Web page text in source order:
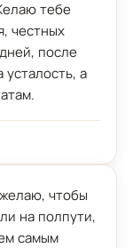
тебе
честных
после
усталость, а
чтобы
на полпути,
самым